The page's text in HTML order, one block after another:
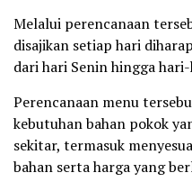
Melalui perencanaan
disajikan setiap hari
dari hari Senin hingga
Perencanaan menu
kebutuhan bahan pokok
sekitar, termasuk
bahan serta harga yang